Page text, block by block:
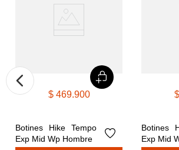
$ 469.900
Botines Hike Tempo
Exp Mid Wp Hombre
$
Botines
Exp Mid